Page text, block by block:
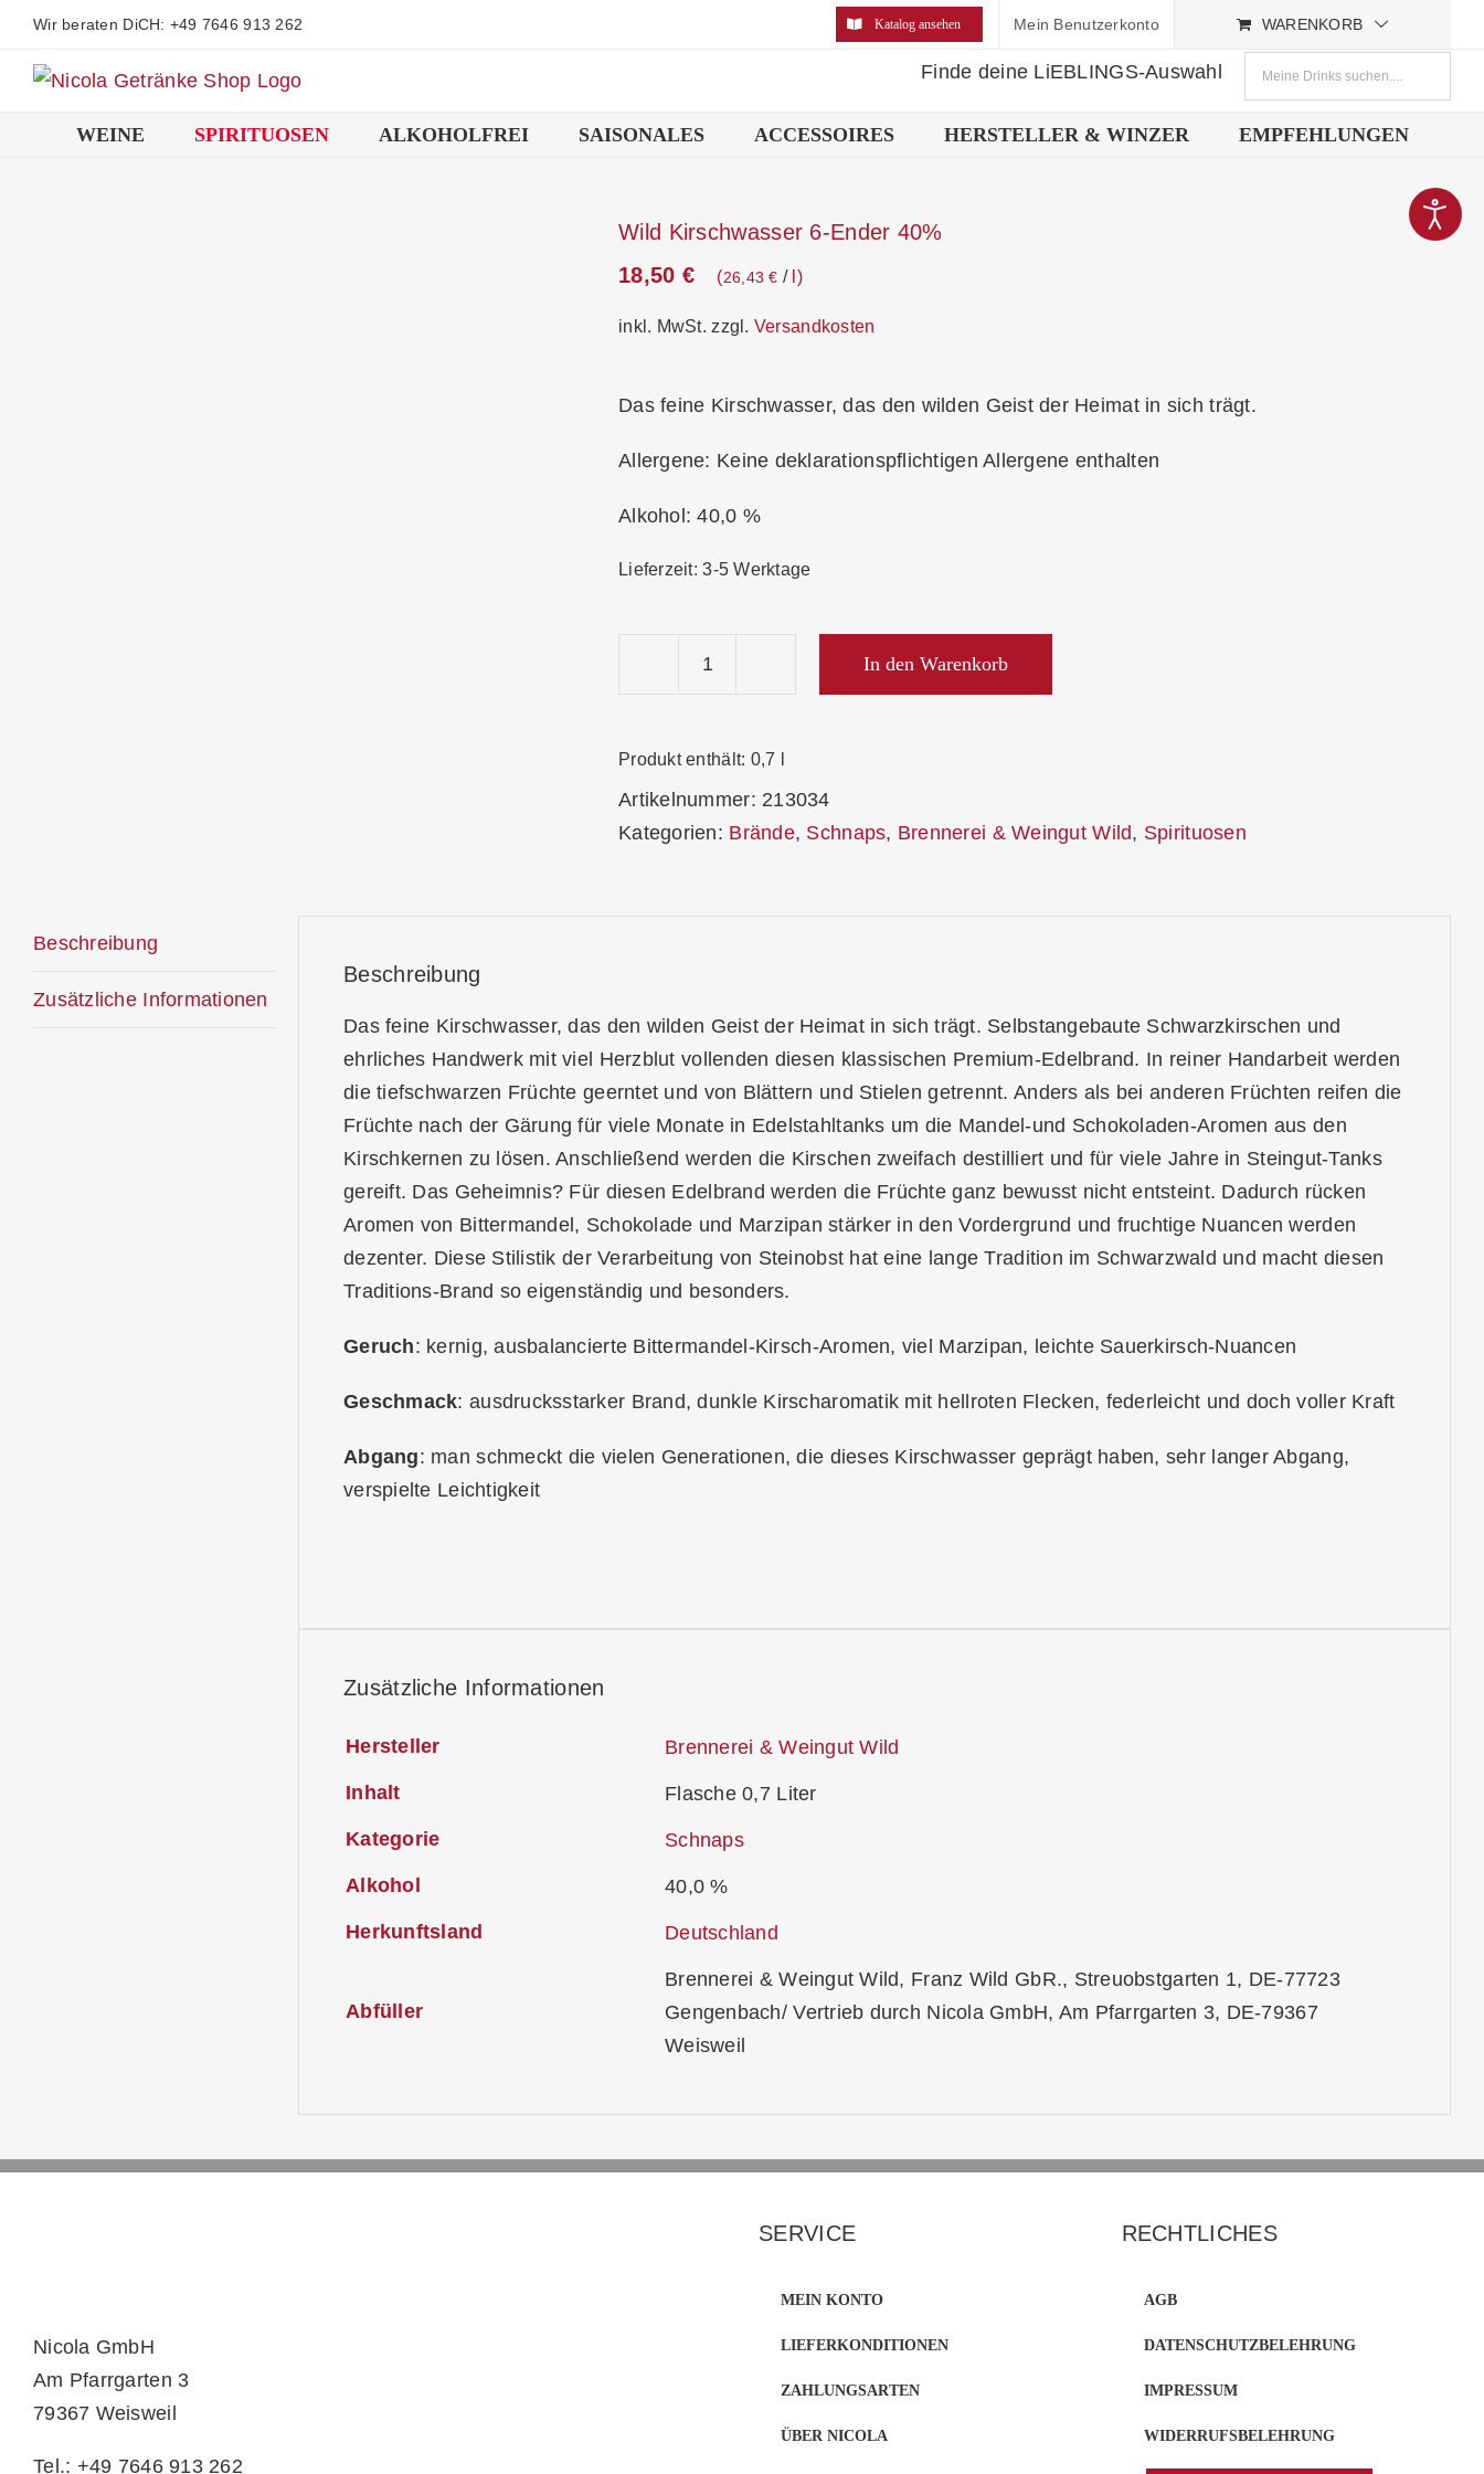
Zum
springen
Wir beraten DiCH: +49 7646 913 262 Katalog ansehen Mein Benutzerkonto WARENKORB
Finde deine LiEBLINGS-Auswahl
WEINE SPIRITUOSEN ALKOHOLFREI SAISONALES ACCESSOIRES HERSTELLER & WINZER EMPFEHLUNGEN
Wild Kirschwasser 6-Ender 40%
18,50 € 26,43€ / l
inkl. MwSt. zzgl. Versandkosten
Das feine Kirschwasser, das den wilden Geist der Heimat in sich trägt.
Allergene: Keine deklarationspflichtigen Allergene enthalten
Alkohol: 40,0 %
Lieferzeit:3-5 Werktage
40%
Menge
In den Warenkorb
Produkt enthält: 0,7 l
Artikelnummer: 213034
Kategorien: Brände, Schnaps, Brennerei & Weingut Wild, Spirituosen
Beschreibung
Zusätzliche Informationen
Beschreibung
Das feine Kirschwasser, das den wilden Geist der Heimat in sich trägt. Selbstangebaute Schwarzkirschen und
ehrliches Handwerk mit viel Herzblut vollenden diesen klassischen Premium-Edelbrand. In reiner Handarbeit werden
die tiefschwarzen Früchte geerntet und von Blättern und Stielen getrennt. Anders als bei anderen Früchten reifen die
Früchte nach der Gärung für viele Monate in Edelstahltanks um die Mandel-und Schokoladen-Aromen aus den
Kirschkernen zu lösen. Anschließend werden die Kirschen zweifach destilliert und für viele Jahre in Steingut-Tanks
gereift. Das Geheimnis? Für diesen Edelbrand werden die Früchte ganz bewusst nicht entsteint. Dadurch rücken
Aromen von Bittermandel, Schokolade und Marzipan stärker in den Vordergrund und fruchtige Nuancen werden
dezenter. Diese Stilistik der Verarbeitung von Steinobst hat eine lange Tradition im Schwarzwald und macht diesen
Traditions-Brand so eigenständig und besonders.
Geruch: kernig, ausbalancierte Bittermandel-Kirsch-Aromen, viel Marzipan, leichte Sauerkirsch-Nuancen
Geschmack: ausdrucksstarker Brand, dunkle Kirscharomatik mit hellroten Flecken, federleicht und doch voller Kraft
Abgang: man schmeckt die vielen Generationen, die dieses Kirschwasser geprägt haben, sehr langer Abgang,
verspielte Leichtigkeit
Zusätzliche Informationen
Hersteller Brennerei & Weingut Wild
Inhalt Flasche 0,7 Liter
Kategorie Schnaps
Alkohol 40,0 %
Herkunftsland Deutschland
Abfüller
Brennerei & Weingut Wild, Franz Wild GbR., Streuobstgarten 1, DE-77723
Gengenbach/ Vertrieb durch Nicola GmbH, Am Pfarrgarten 3, DE-79367
Weisweil
Nicola GmbH
Am Pfarrgarten 3
79367 Weisweil
Tel.: +49 7646 913 262
SERVICE
MEIN KONTO
LIEFERKONDITIONEN
ZAHLUNGSARTEN
ÜBER NICOLA
RECHTLICHES
AGB
DATENSCHUTZBELEHRUNG
IMPRESSUM
WIDERRUFSBELEHRUNG